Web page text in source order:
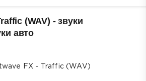
(WAV) - звуки
авто